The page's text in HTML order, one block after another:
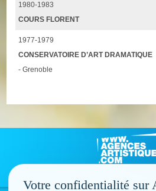
1980-1983
COURS FLORENT
1977-1979
CONSERVATOIRE D’ART DRAMATIQUE
- Grenoble
Votre confidentialité sur